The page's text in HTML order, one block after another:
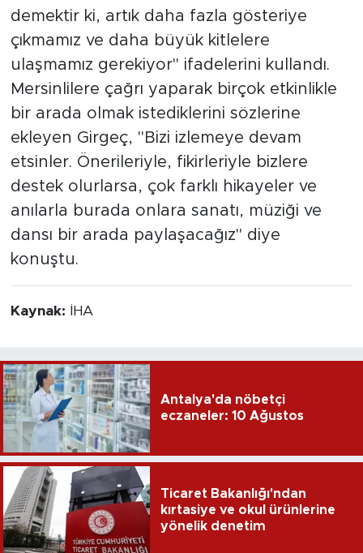
demektir ki, artık daha fazla gösteriye
çıkmamız ve daha büyük kitlelere
ulaşmamız gerekiyor" ifadelerini kullandı.
Mersinlilere çağrı yaparak birçok etkinlikle
bir arada olmak istediklerini sözlerine
ekleyen Girgeç, "Bizi izlemeye devam
etsinler. Önerileriyle, fikirleriyle bizlere
destek olurlarsa, çok farklı hikayeler ve
anılarla burada onlara sanatı, müziği ve
dansı bir arada paylaşacağız" diye
konuştu.
Kaynak: İHA
Antalya'da nöbetçi
eczaneler: 10 Ağustos
Ticaret Bakanlığı'ndan
kırtasiye ve okul ürünlerine
yönelik denetim